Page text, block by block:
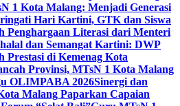
1 Kota Malang: Menjadi Generasi
Hari Kartini, GTK dan Siswa
Penghargaan Literasi dari Menteri
dan Semangat Kartini: DWP
Prestasi di Kemenag Kota
Provinsi, MTsN 1 Kota Malang
OLIMPABA 2026Sinergi dan
Malang Paparkan Capaian